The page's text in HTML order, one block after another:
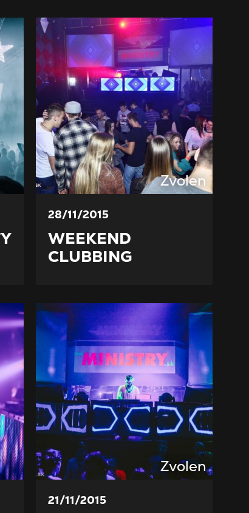
Zvolen
28/11/2015
WEEKEND
CLUBBING
Zvolen
21/11/2015